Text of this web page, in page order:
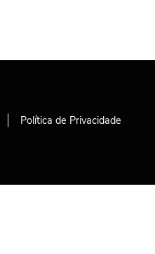
Política de Privacidade